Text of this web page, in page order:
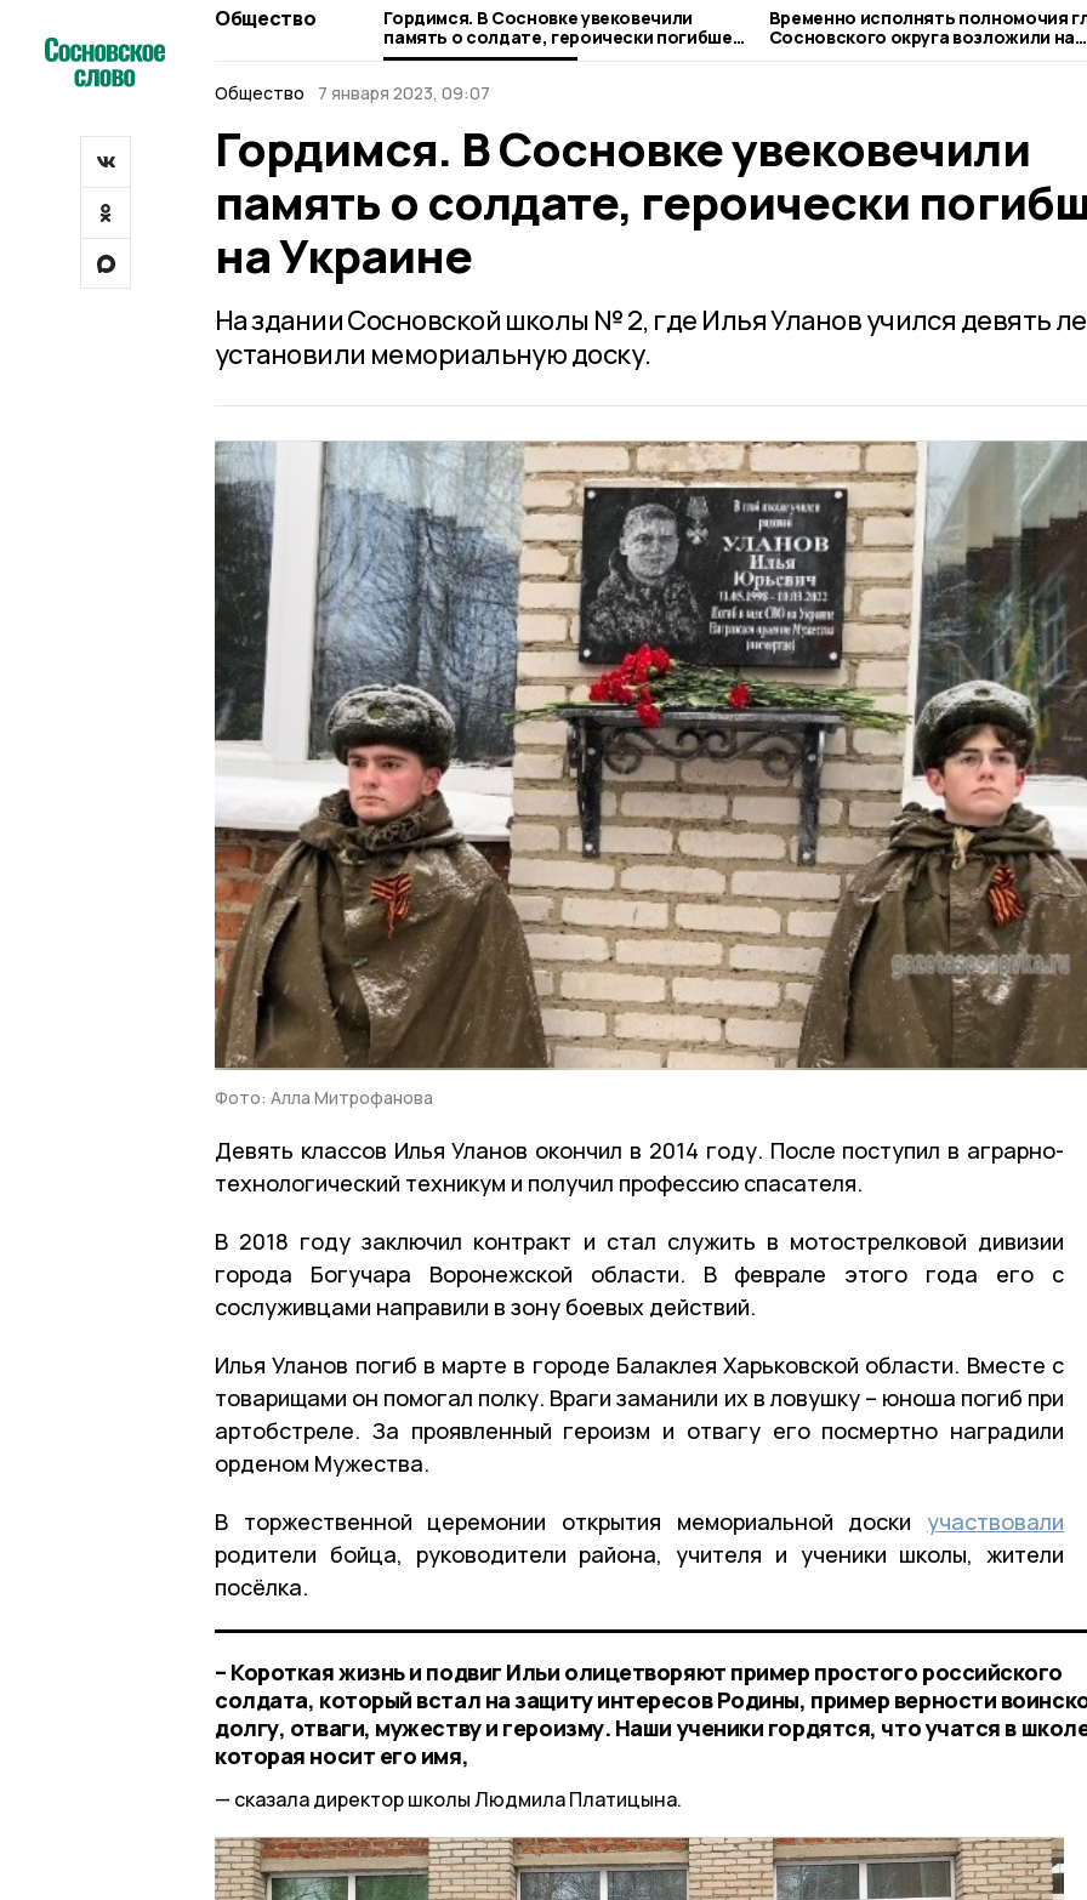
Общество
Гордимся. В Сосновке увековечили
память о солдате, героически погибшем
на Украине
Временно исполнять полномочия
Сосновского округа возложили на
Сергея Попова
Общество
7 января 2023, 09:07
Гордимся. В Сосновке увековечили
память о солдате, героически
на Украине
На здании Сосновской школы № 2, где Илья Уланов учился девять
установили мемориальную доску.
Фото: Алла Митрофанова
Девять классов Илья Уланов окончил в 2014 году. После поступил в аграрно-
технологический техникум и получил профессию спасателя.
В 2018 году заключил контракт и стал служить в мотострелковой дивизии
города Богучара Воронежской области. В феврале этого года его с
сослуживцами направили в зону боевых действий.
Илья Уланов погиб в марте в городе Балаклея Харьковской области. Вместе с
товарищами он помогал полку. Враги заманили их в ловушку – юноша погиб при
артобстреле. За проявленный героизм и отвагу его посмертно наградили
орденом Мужества.
В торжественной церемонии открытия мемориальной доски участвовали
родители бойца, руководители района, учителя и ученики школы, жители
посёлка.
– Короткая жизнь и подвиг Ильи олицетворяют пример простого российского
солдата, который встал на защиту интересов Родины, пример верности
долгу, отваги, мужеству и героизму. Наши ученики гордятся, что учатся в
которая носит его имя,
сказала директор школы Людмила Платицына.